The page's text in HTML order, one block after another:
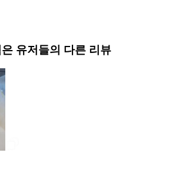
유저들의 다른 리뷰